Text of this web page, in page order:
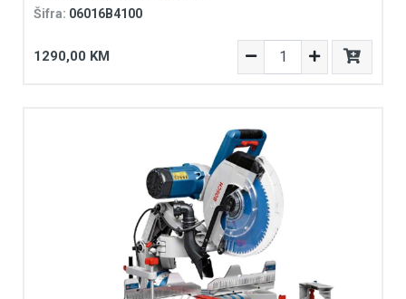
Šifra: 06016B4100
1290,00 KM